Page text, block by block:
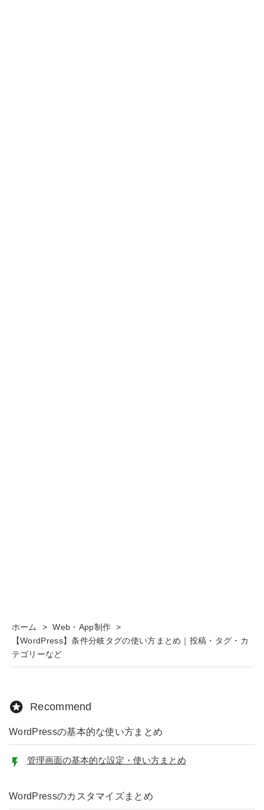
ホーム > Web・App制作 >
【WordPress】条件分岐タグの使い方まとめ｜投稿・タグ・カ
テゴリーなど
Recommend
WordPressの基本的な使い方まとめ
管理画面の基本的な設定・使い方まとめ
WordPressのカスタマイズまとめ